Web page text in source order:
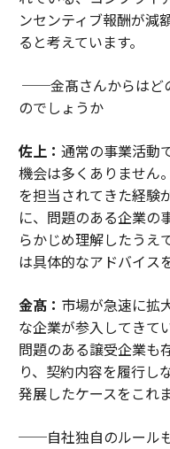
ンセンティブ報酬が減
ると考えています。
──金髙さんからはど
のでしょうか
佐上： 通常の事業活動
機会は多くありません
を担当されてきた経験
に、問題のある企業の
らかじめ理解したうえ
は具体的なアドバイス
金髙： 市場が急速に拡
な企業が参入してきて
問題のある譲受企業も
り、契約内容を履行し
発展したケースをこれ
──自社独自のルール